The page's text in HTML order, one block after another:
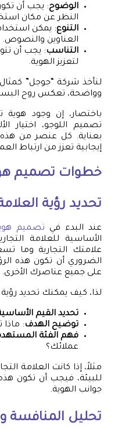
الوضوح: يجب أن
النظر عن مكان
التنوع: يمكن
العناوين والنصوص.
التناسب: يجب أن
لتعزيز الهوية.
لنأخذ شركة “جوجل”
وواضحة، تعكس روح
باختصار، إن وجود
تصميم اللوجو، اختيار
بعناية. كل عنصر من
إيجابية تعزز من ارتباط
خطوات تصميم
تحديد رؤية
عند البدء في تصميم
الأساسية للعلامة
علامتك التجارية وما
الضروري أن تكون هذه
على جميع عناصرك الأخرى.
لذا، كيف يمكنك تحديد رؤية
تحديد القيم
توضيح الهدف:
فهم الفئة
عملائك؟
مثلاً، إذا كانت العلامة
للبيئة، فيجب أن تكون
جوانب الهوية.
تحليل المنافسة